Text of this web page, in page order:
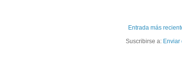
Entrada más
Suscribirse a: Enviar